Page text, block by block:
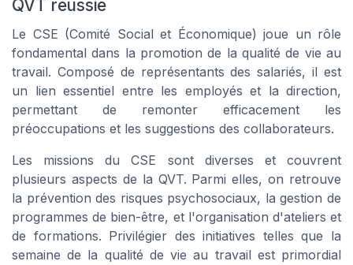
QVT réussie
Le CSE (Comité Social et Économique) joue un rôle
fondamental dans la promotion de la qualité de vie au
travail. Composé de représentants des salariés, il est
un lien essentiel entre les employés et la direction,
permettant de remonter efficacement les
préoccupations et les suggestions des collaborateurs.
Les missions du CSE sont diverses et couvrent
plusieurs aspects de la QVT. Parmi elles, on retrouve
la prévention des risques psychosociaux, la gestion de
programmes de bien-être, et l'organisation d'ateliers et
de formations. Privilégier des initiatives telles que la
semaine de la qualité de vie au travail est primordial